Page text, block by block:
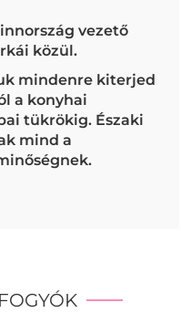
vezető
közül.
mindenre kiterjed
a konyhai
tükrökig. Északi
mind a